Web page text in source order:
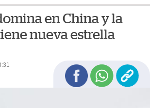
en China y la
nueva estrella